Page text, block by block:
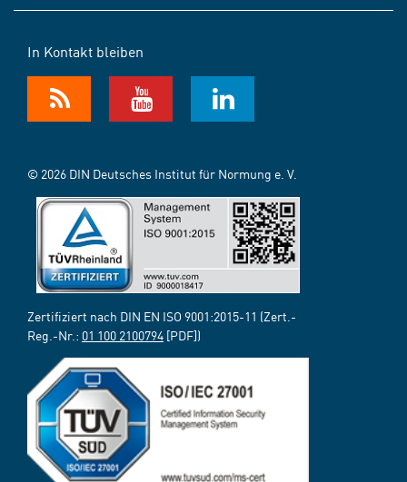
In Kontakt bleiben
© 2026 DIN Deutsches Institut für Normung e. V.
Zertifiziert nach DIN EN ISO 9001:2015-11 (Zert.-
Reg.-Nr.: 01 100 2100794 [PDF])